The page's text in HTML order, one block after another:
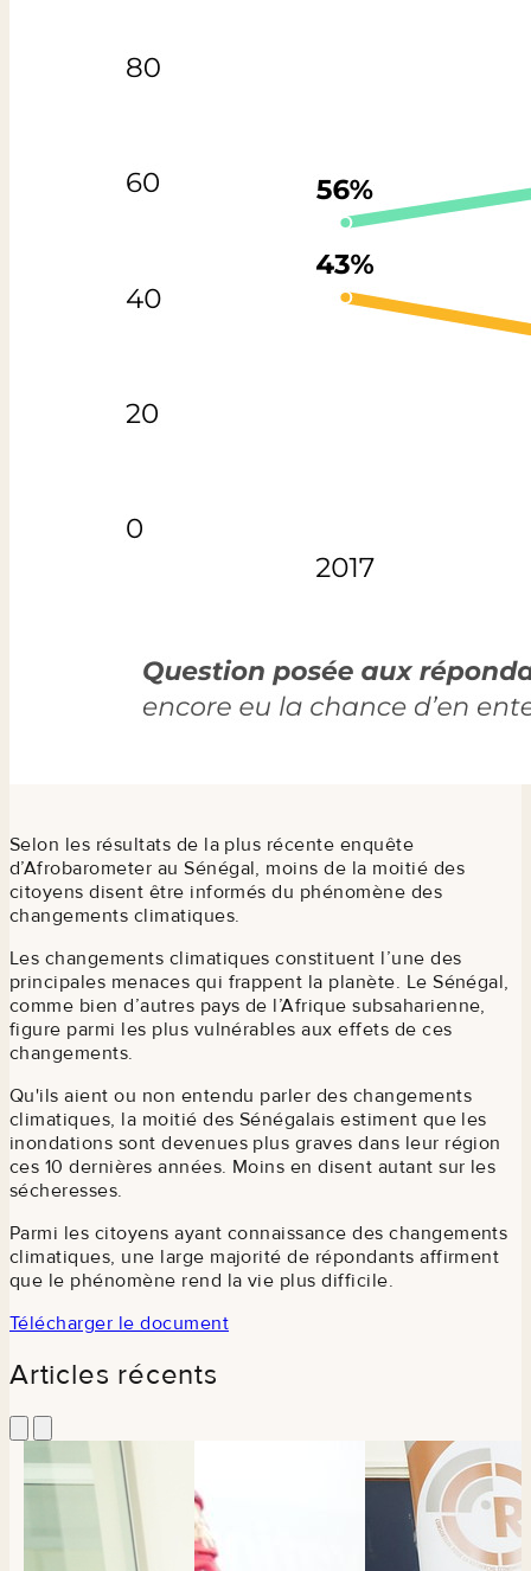
Selon les résultats de la plus récente enquête
d’Afrobarometer au Sénégal, moins de la moitié des
citoyens disent être informés du phénomène des
changements climatiques.
Les changements climatiques constituent l’une des
principales menaces qui frappent la planète. Le Sénégal,
comme bien d’autres pays de l’Afrique subsaharienne,
figure parmi les plus vulnérables aux effets de ces
changements.
Qu'ils aient ou non entendu parler des changements
climatiques, la moitié des Sénégalais estiment que les
inondations sont devenues plus graves dans leur région
ces 10 dernières années. Moins en disent autant sur les
sécheresses.
Parmi les citoyens ayant connaissance des changements
climatiques, une large majorité de répondants affirment
que le phénomène rend la vie plus difficile.
Télécharger le document
Articles récents